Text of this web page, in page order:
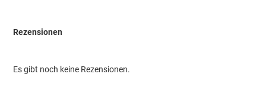
Rezensionen
Es gibt noch keine Rezensionen.